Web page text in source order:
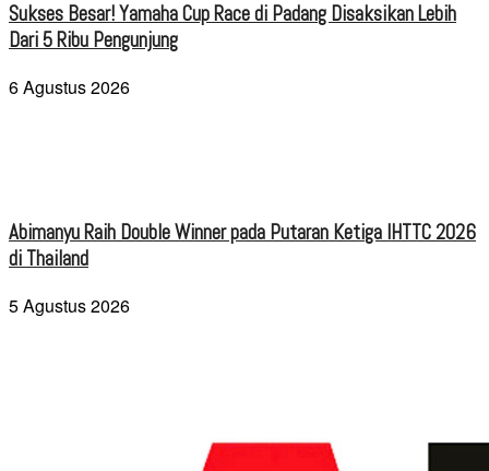
Sukses Besar! Yamaha Cup Race di Padang Disaksikan Lebih
Dari 5 Ribu Pengunjung
6 Agustus 2026
Abimanyu Raih Double Winner pada Putaran Ketiga IHTTC 2026
di Thailand
5 Agustus 2026